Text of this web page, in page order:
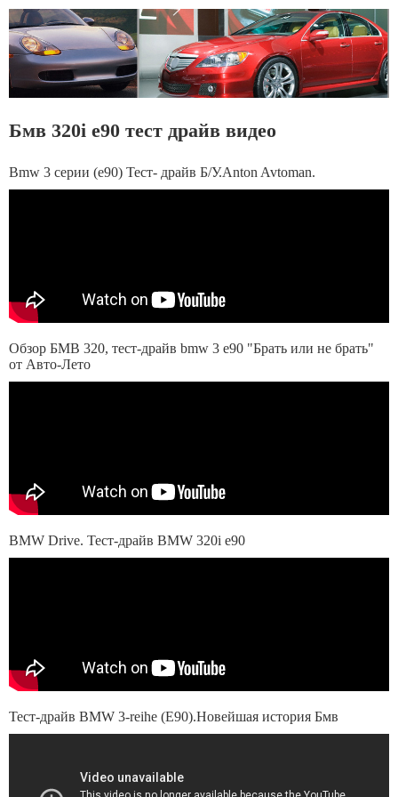
Бмв 320i е90 тест драйв видео
Bmw 3 серии (e90) Тест- драйв Б/У.Anton Avtoman.
Обзор БМВ 320, тест-драйв bmw 3 е90 "Брать или не брать"
от Авто-Лето
BMW Drive. Тест-драйв BMW 320i e90
Тест-драйв BMW 3-reihe (E90).Новейшая история Бмв